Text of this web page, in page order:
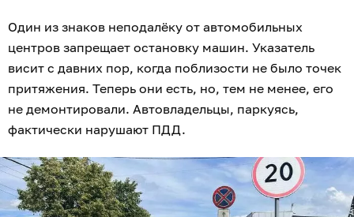
Один из знаков неподалёку от автомобильных
центров запрещает остановку машин. Указатель
висит с давних пор, когда поблизости не было точек
притяжения. Теперь они есть, но, тем не менее, его
не демонтировали. Автовладельцы, паркуясь,
фактически нарушают ПДД.